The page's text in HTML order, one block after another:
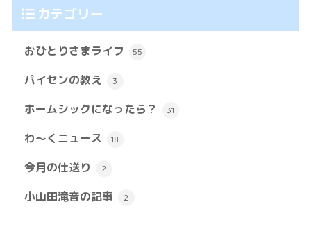
カテゴリー
おひとりさまライフ 55
パイセンの教え 3
ホームシックになったら？ 31
わ～くニュース 18
今月の仕送り 2
小山田滝音の記事 2